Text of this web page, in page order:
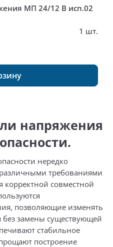
МП 24/12 В исп.02
1 шт.
напряжения
нередко
требованиями
совместной
позволяющие изменять
без замены существующей
стабильное
построение